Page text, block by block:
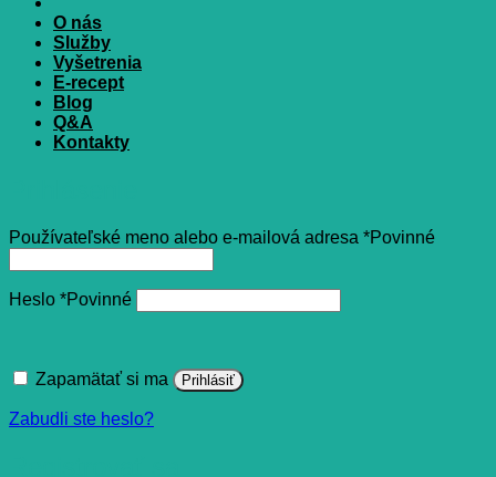
O nás
Služby
Vyšetrenia
E-recept
Blog
Q&A
Kontakty
Používateľské meno alebo e-mailová adresa *Povinné
Heslo *Povinné
Zapamätať si ma Prihlásiť
Zabudli ste heslo?